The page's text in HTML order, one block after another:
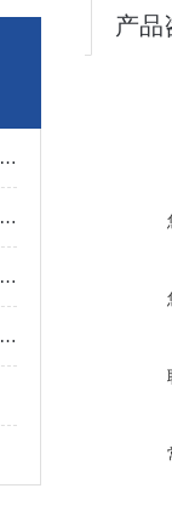
工业螺杆式冷水机：提升生产效率，降低能耗！
你知道工业冷水机有哪些应用么？看看本篇吧
工业冷水机出现高压报警的原因？如何避免呢？
看完本篇让你对工业冷水机的陌生感一扫而空
产品